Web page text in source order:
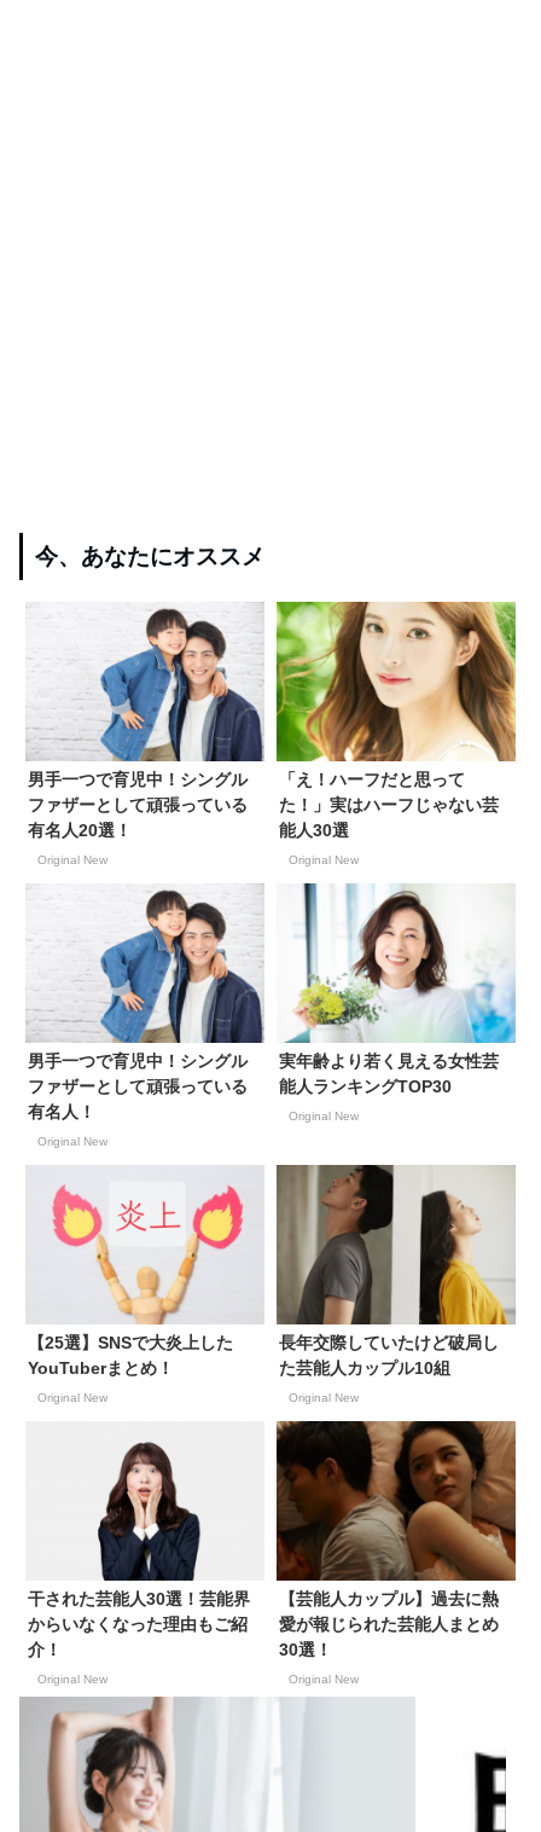
今、あなたにオススメ
男手一つで育児中！シングル
ファザーとして頑張っている
有名人20選！
Original New
「え！ハーフだと思って
た！」実はハーフじゃない芸
能人30選
Original New
男手一つで育児中！シングル
ファザーとして頑張っている
有名人！
Original New
実年齢より若く見える女性芸
能人ランキングTOP30
Original New
【25選】SNSで大炎上した
YouTuberまとめ！
Original New
長年交際していたけど破局し
た芸能人カップル10組
Original New
干された芸能人30選！芸能界
からいなくなった理由もご紹
介！
Original New
【芸能人カップル】過去に熱
愛が報じられた芸能人まとめ
30選！
Original New